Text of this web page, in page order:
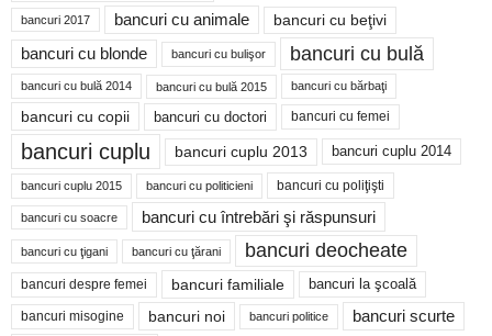
bancuri 2017 bancuri cu animale bancuri cu beţivi
bancuri cu blonde bancuri cu bulişor bancuri cu bulă
bancuri cu bulă 2014 bancuri cu bulă 2015 bancuri cu bărbaţi
bancuri cu copii bancuri cu doctori bancuri cu femei
bancuri cuplu bancuri cuplu 2013 bancuri cuplu 2014
bancuri cuplu 2015 bancuri cu politicieni bancuri cu poliţişti
bancuri cu soacre bancuri cu întrebări şi răspunsuri
bancuri cu ţigani bancuri cu ţărani bancuri deocheate
bancuri despre femei bancuri familiale bancuri la şcoală
bancuri misogine bancuri noi bancuri politice bancuri scurte